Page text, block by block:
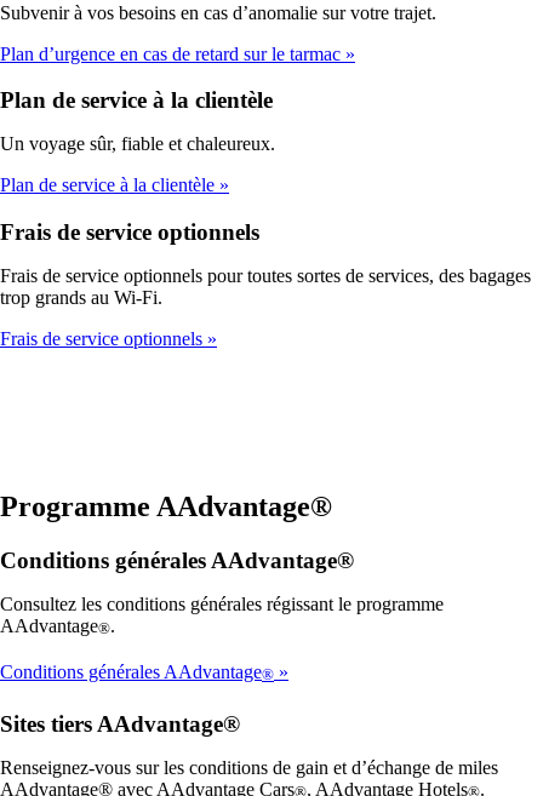
Subvenir à vos besoins en cas d’anomalie sur votre trajet.
Plan d’urgence en cas de retard sur le tarmac
Plan de service à la clientèle
Un voyage sûr, fiable et chaleureux.
Plan de service à la clientèle
Frais de service optionnels
Frais de service optionnels pour toutes sortes de services, des bagages
trop grands au Wi-Fi.
Frais de service optionnels
Programme AAdvantage®
Conditions générales AAdvantage®
Consultez les conditions générales régissant le programme
AAdvantage®.
Conditions générales AAdvantage®
Sites tiers AAdvantage®
Renseignez-vous sur les conditions de gain et d’échange de miles
AAdvantage® avec AAdvantage Cars®, AAdvantage Hotels®.